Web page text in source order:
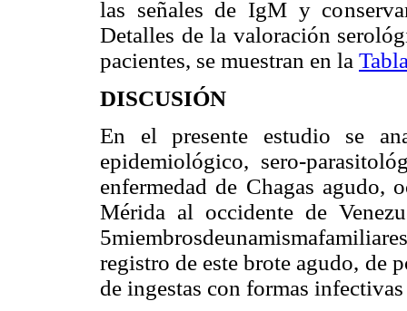
las señales de IgM y
Detalles de la valoración
pacientes, se muestran en la
DISCUSIÓN
En el presente estudio se
epidemiológico, sero-
enfermedad de Chagas agudo,
Mérida al occidente de
registro de este brote agudo, de
de ingestas con formas